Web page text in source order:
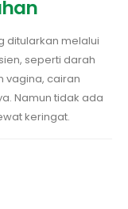
ditularkan melalui
seperti darah
vagina, cairan
Namun tidak ada
keringat.